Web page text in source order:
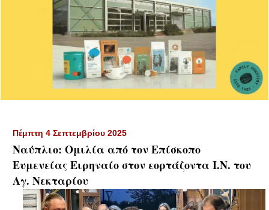
Πέμπτη 4 Σεπτεμβρίου 2025
Ναύπλιο: Ομιλία από τον Επίσκοπο
Ευμενείας Ειρηναίο στον εορτάζοντα Ι.Ν. του
Αγ. Νεκταρίου